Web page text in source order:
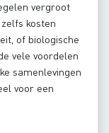
vergroot
kosten
of biologische
vele voordelen
samenlevingen
voor een